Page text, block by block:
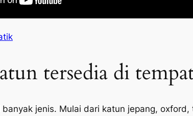
tersedia di
banyak jenis. Mulai dari katun jepang,